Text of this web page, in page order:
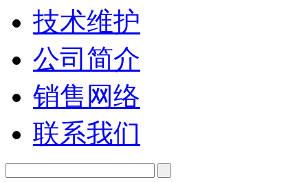
技术维护
公司简介
销售网络
联系我们